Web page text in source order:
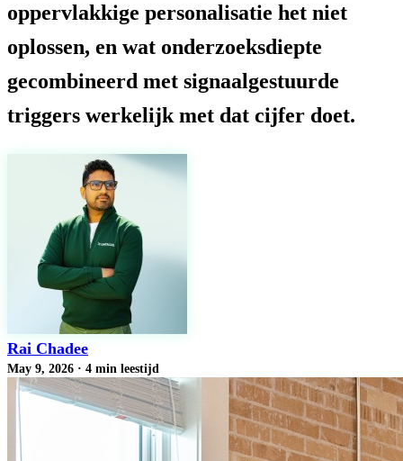
oppervlakkige personalisatie het niet
oplossen, en wat onderzoeksdiepte
gecombineerd met signaalgestuurde
triggers werkelijk met dat cijfer doet.
Rai Chadee
May 9, 2026 · 4 min leestijd